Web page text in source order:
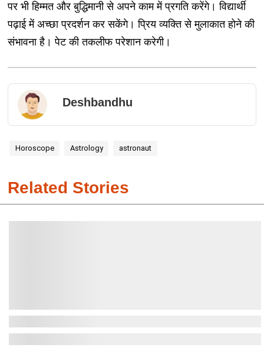
पर भी हिम्मत और बुद्धिमानी से अपने काम में प्रगति करेंगे। विद्यार्थी
पढ़ाई में अच्छा प्रदर्शन कर सकेंगे। प्रिय व्यक्ति से मुलाकात होने की
संभावना है। पेट की तकलीफ परेशान करेगी।
Deshbandhu
Horoscope Astrology astronaut
Related Stories